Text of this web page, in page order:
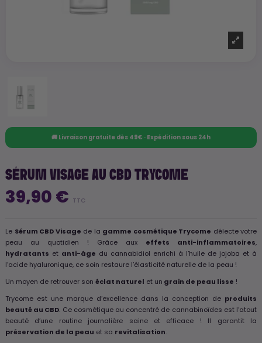
🚚 Livraison gratuite dès 49€ · Expédition sous 24h
SÉRUM VISAGE AU CBD TRYCOME
39,90 € TTC
Le Sérum CBD Visage de la gamme cosmétique Trycome délecte votre
peau au quotidien ! Grâce aux effets anti-inflammatoires,
hydratants et anti-âge du cannabidiol enrichi à l’huile de jojoba et à
l’acide hyaluronique, ce soin restaure l’élasticité naturelle de la peau !
Un moyen de retrouver son éclat naturel et un grain de peau lisse !
Trycome est une marque d’excellence dans la conception de produits
beauté au CBD. Ce cosmétique au concentré de cannabinoïdes est l’atout
beauté d’une routine journalière saine et efficace ! Il garantit la
préservation de la peau et sa revitalisation.